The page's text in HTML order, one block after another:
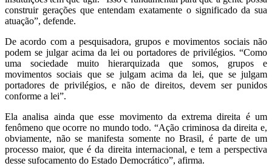
construir gerações que entendam exatamente o significado da sua
atuação”, defende.
De acordo com a pesquisadora, grupos e movimentos sociais não
podem se julgar acima da lei ou portadores de privilégios. “Como
uma sociedade muito hierarquizada que somos, grupos e
movimentos sociais que se julgam acima da lei, que se julgam
portadores de privilégios, e não de direitos, devem ser punidos
conforme a lei”.
Ela analisa ainda que esse movimento da extrema direita é um
fenômeno que ocorre no mundo todo. “Ação criminosa da direita e,
obviamente, não se manifesta somente no Brasil, é parte de um
processo maior, que é da direita internacional, e tem a perspectiva
desse sufocamento do Estado Democrático”, afirma.